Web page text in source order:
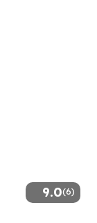
9.0(6)